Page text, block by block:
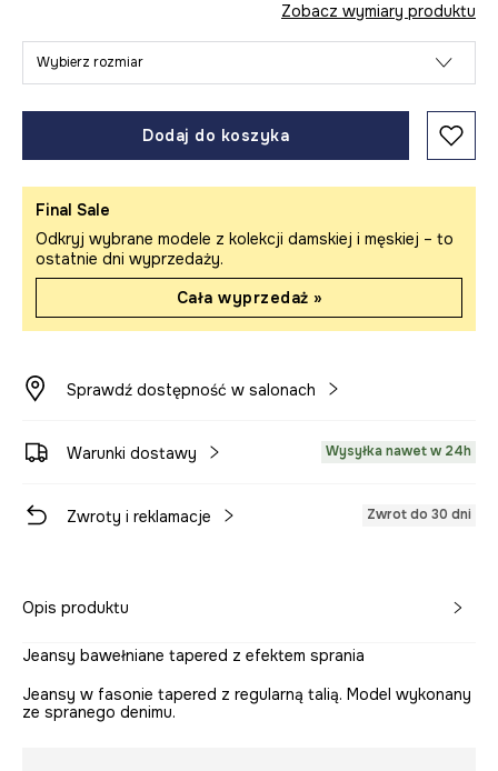
Zobacz wymiary produktu
Wybierz rozmiar
Dodaj do koszyka
Final Sale
Odkryj wybrane modele z kolekcji damskiej i męskiej – to
ostatnie dni wyprzedaży.
Cała wyprzedaż »
Sprawdź dostępność w salonach
Warunki dostawy Wysyłka nawet w 24h
Zwroty i reklamacje Zwrot do 30 dni
Opis produktu
Jeansy bawełniane tapered z efektem sprania
Jeansy w fasonie tapered z regularną talią. Model wykonany
ze spranego denimu.